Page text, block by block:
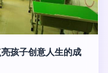
孩子创意人生的成